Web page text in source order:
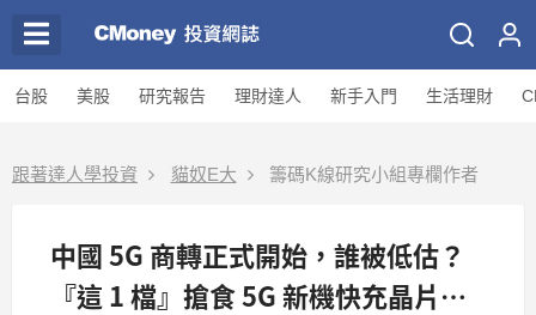
台股 美股 研究報告 理財達人 新手入門 生活理財
跟著達人學投資 貓奴E大 籌碼K線研究小組專欄作者
中國 5G 商轉正式開始，誰被低估？
『這 1 檔』搶食 5G 新機快充晶片大